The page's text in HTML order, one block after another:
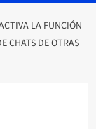
LA FUNCIÓN
CHATS DE OTRAS